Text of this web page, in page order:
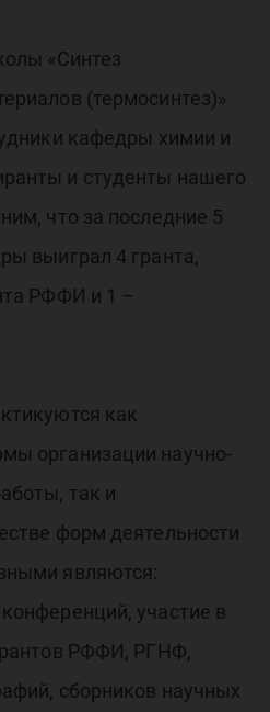
«Синтез
(термосинтез)»
кафедры химии и
и студенты нашего
что за последние 5
выиграл 4 гранта,
РФФИ и 1 –
как
организации научно-
так и
форм деятельности
являются:
участие в
РФФИ, РГНФ,
сборников научных